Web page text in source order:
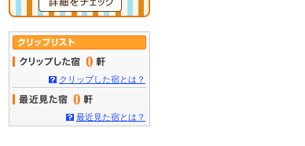
0
クリップした宿とは？
0
最近見た宿とは？